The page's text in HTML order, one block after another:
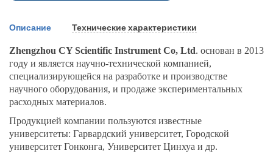
Описание Технические характеристики
Zhengzhou CY Scientific Instrument Co, Ltd. основан в 2013
году и является научно-технической компанией,
специализирующейся на разработке и производстве
научного оборудования, и продаже экспериментальных
расходных материалов.
Продукцией компании пользуются известные
университеты: Гарвардский университет, Городской
университет Гонконга, Университет Цинхуа и др.